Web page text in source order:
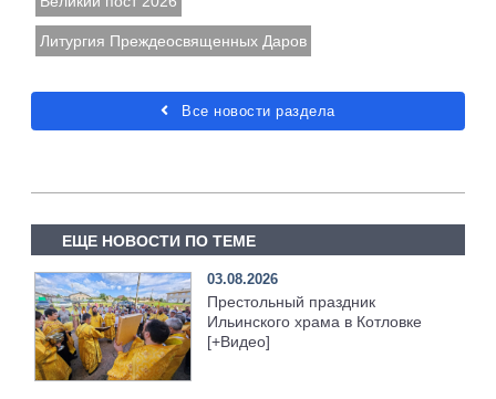
Литургия Преждеосвященных Даров
Все новости раздела
ЕЩЕ НОВОСТИ ПО ТЕМЕ
03.08.2026
Престольный праздник
Ильинского храма в Котловке
[+Видео]